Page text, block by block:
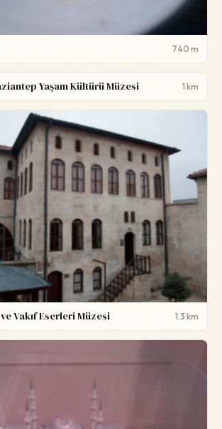
740 m
Yaşam Kültürü Müzesi 1 km
Vakıf Eserleri Müzesi 1.3 km